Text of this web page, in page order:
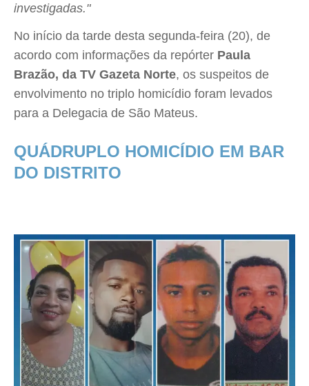
investigadas."
No início da tarde desta segunda-feira (20), de
acordo com informações da repórter Paula
Brazão, da TV Gazeta Norte, os suspeitos de
envolvimento no triplo homicídio foram levados
para a Delegacia de São Mateus.
QUÁDRUPLO HOMICÍDIO EM BAR
DO DISTRITO